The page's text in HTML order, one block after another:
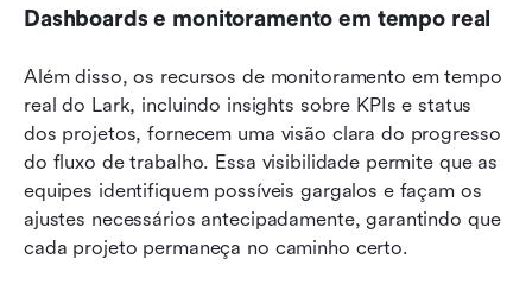
Dashboards e monitoramento em tempo real
Além disso, os recursos de monitoramento em tempo
real do Lark, incluindo insights sobre KPIs e status
dos projetos, fornecem uma visão clara do progresso
do fluxo de trabalho. Essa visibilidade permite que as
equipes identifiquem possíveis gargalos e façam os
ajustes necessários antecipadamente, garantindo que
cada projeto permaneça no caminho certo.